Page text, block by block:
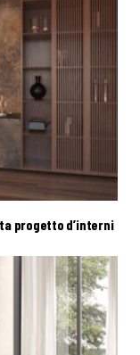
progetto d’interni